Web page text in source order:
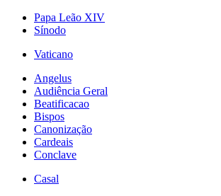
Papa Leão XIV
Sínodo
Vaticano
Angelus
Audiência Geral
Beatificacao
Bispos
Canonização
Cardeais
Conclave
Casal